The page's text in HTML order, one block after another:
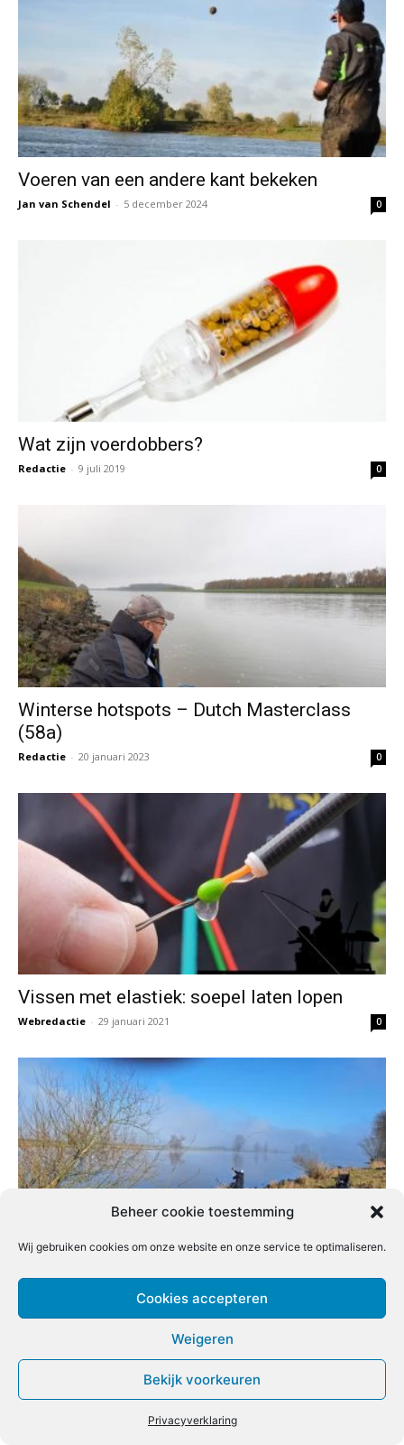
Beheer cookie toestemming
Wij gebruiken cookies om onze website en onze service te optimaliseren.
Cookies accepteren
Weigeren
Bekijk voorkeuren
Privacyverklaring
Voeren van een andere kant bekeken
Jan van Schendel - 5 december 2024 0
Wat zijn voerdobbers?
Redactie - 9 juli 2019 0
Winterse hotspots – Dutch Masterclass
(58a)
Redactie - 20 januari 2023 0
Vissen met elastiek: soepel laten lopen
Webredactie - 29 januari 2021 0
vis
20 maart 2026